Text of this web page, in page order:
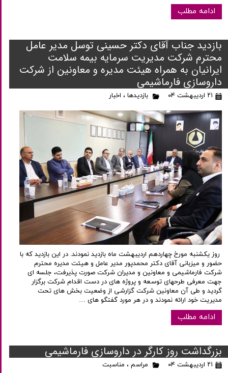
ادامه مطلب
بازدید جناب آقای دکتر حسینی توسل مدیر عامل
محترم شرکت مدیریت سرمایه بیمه سلامت
ایرانیان به همراه هیئت مدیره و معاونین از شرکت
داروسازی فارماشیمی
۲۱ اردیبهشت ۰۴ بازدیدها ، اخبار
روز یکشنبه مورخ چهاردهم اردیبهشت ماه بازدید نمودند. در این بازدید که با
حضور و میزبانی آقای دکتر محمدپور مدیر عامل و هیئت مدیره محترم
شرکت فارماشیمی و معاونین و مدیران شرکت صورت پذیرفت، جلسه ای
جهت معرفی طرحهای توسعه و پروژه های در دست اقدام شرکت برگزار
گردید و طی آن معاونین شرکت گزارشی از وضعیت بخش های تحت
مدیریت خود ارائه نمودند و در هر مورد گفتگو های …
ادامه مطلب
بزرگداشت روز کارگر در داروسازی فارماشیمی
۲۱ اردیبهشت ۰۴ مراسم ، مناسبت